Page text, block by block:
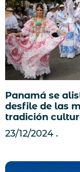
Panamá se
desfile de las
tradición
23/12/2024